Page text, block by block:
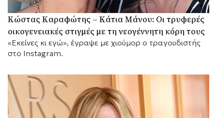
Κώστας Καραφώτης – Κάτια Μάνου: Οι τρυφερές
οικογενειακές στιγμές με τη νεογέννητη κόρη τους
«Εκείνες κι εγώ», έγραψε με χιούμορ ο τραγουδιστής
στο Instagram.